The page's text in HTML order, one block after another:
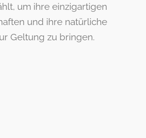
um ihre einzigartigen
und ihre natürliche
Geltung zu bringen.